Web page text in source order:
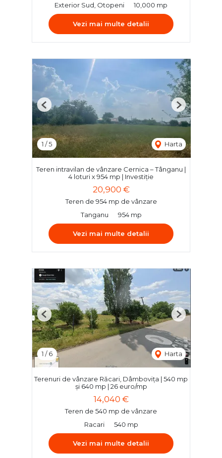
Exterior Sud, Otopeni
10,000 mp
Vezi mai multe detalii
1 /5 Harta
Previous Next
Teren intravilan de vânzare Cernica – Tânganu |
4 loturi x 954 mp | Investiție
20,900 €
Teren de 954 mp de vânzare
Tanganu
954 mp
Vezi mai multe detalii
1 /6 Harta
Previous Next
Terenuri de vânzare Răcari, Dâmbovița | 540 mp
și 640 mp | 26 euro/mp
14,040 €
Teren de 540 mp de vânzare
Racari
540 mp
Vezi mai multe detalii